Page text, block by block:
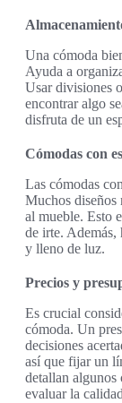
Una cómoda
Ayuda a
Usar divisiones
encontrar algo
disfruta de un
Cómodas con
Las cómodas
Muchos diseños
al mueble. Esto
de irte. Además,
y lleno de luz.
Precios y
Es crucial
cómoda. Un
decisiones
así que fijar un
detallan algunos
evaluar la